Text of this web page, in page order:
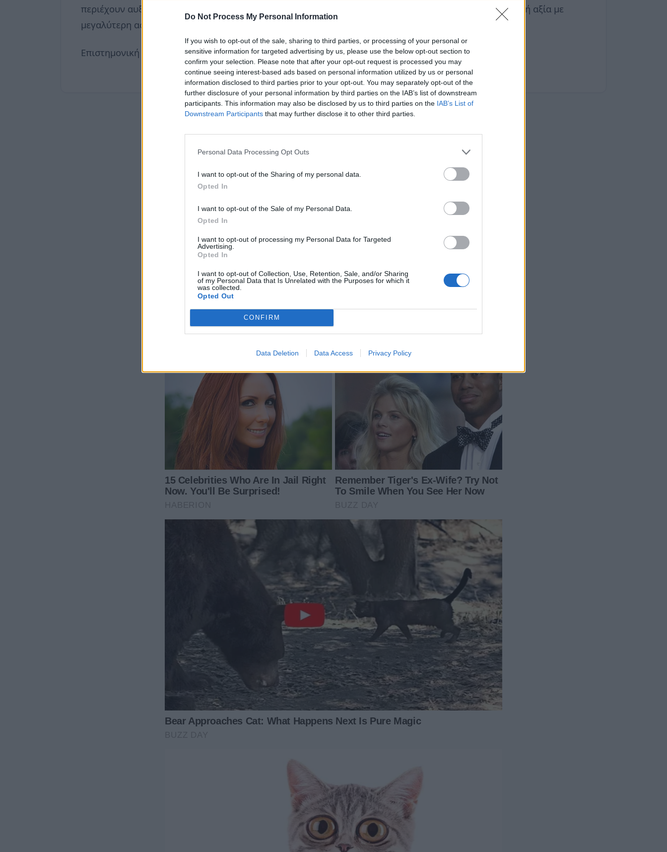
Do Not Process My Personal Information
If you wish to opt-out of the sale, sharing to third parties, or processing of your personal or
sensitive information for targeted advertising by us, please use the below opt-out section to
confirm your selection. Please note that after your opt-out request is processed you may
continue seeing interest-based ads based on personal information utilized by us or personal
information disclosed to third parties prior to your opt-out. You may separately opt-out of the
further disclosure of your personal information by third parties on the IAB’s list of downstream
participants. This information may also be disclosed by us to third parties on the IAB’s List of
Downstream Participants that may further disclose it to other third parties.
Personal Data Processing Opt Outs
I want to opt-out of the Sharing of my personal data.
Opted In
I want to opt-out of the Sale of my Personal Data.
Opted In
I want to opt-out of processing my Personal Data for Targeted
Advertising.
Opted In
I want to opt-out of Collection, Use, Retention, Sale, and/or Sharing
of my Personal Data that Is Unrelated with the Purposes for which it
was collected.
Opted Out
CONFIRM
Data Deletion Data Access Privacy Policy
περιέχουν αυξημένα ποσά ρυπογόνων ουσιών, και συνεπώς μπορούν να προσφέρουν υψηλή διατροφική αξία με
μεγαλύτερη ασφάλεια.
Επιστημονική Ομάδα neadiatrofis.gr